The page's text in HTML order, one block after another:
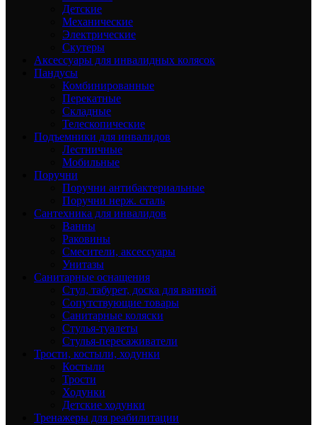
Детские
Механические
Электрические
Скутеры
Аксессуары для инвалидных колясок
Пандусы
Комбинированные
Перекатные
Складные
Телескопические
Подъемники для инвалидов
Лестничные
Мобильные
Поручни
Поручни антибактериальные
Поручни нерж. сталь
Сантехника для инвалидов
Ванны
Раковины
Смесители, аксессуары
Унитазы
Санитарные оснащения
Стул, табурет, доска для ванной
Сопутствующие товары
Санитарные коляски
Стулья-туалеты
Стулья-пересаживатели
Трости, костыли, ходунки
Костыли
Трости
Ходунки
Детские ходунки
Тренажеры для реабилитации